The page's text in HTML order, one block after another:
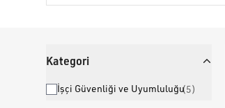
Kategori
İşçi Güvenliği ve Uyumluluğu(5)